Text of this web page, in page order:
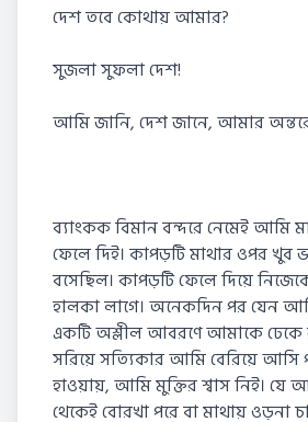
দেশ তবে কোথায় আমার?
সুজলা সুফলা দেশ!
আমি জানি, দেশ জানে, আমার
ব্যাংকক বিমান বন্দরে নেমেই আমি
ফেলে দিই। কাপড়টি মাথার ওপর খুব
বসেছিল। কাপড়টি ফেলে দিয়ে
হালকা লাগে। অনেকদিন পর যেন
একটি অশ্লীল আবরণে আমাকে ঢেকে
সরিয়ে সত্যিকার আমি বেরিয়ে
হাওয়ায়, আমি মুক্তির শ্বাস নিই। যে
থেকেই বোরখা পরে বা মাথায় ওড়না